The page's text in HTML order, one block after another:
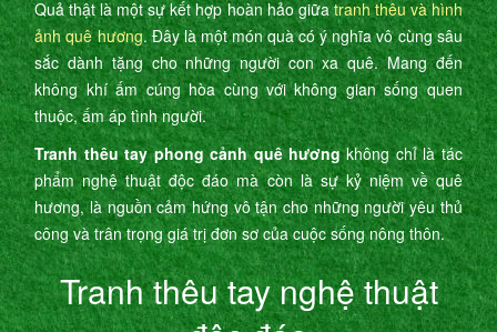
Quả thật là một sự kết hợp hoàn hảo giữatranh thêu và hình
ảnh quê hương. Đây là một món quà có ý nghĩa vô cùng sâu
sắc dành tặng cho những người con xa quê. Mang đến
không khí ấm cúng hòa cùng với không gian sống quen
thuộc, ấm áp tình người.
Tranh thêu tay phong cảnh quê hươngkhông chỉ là tác
phẩm nghệ thuật độc đáo mà còn là sự kỷ niệm về quê
hương, là nguồn cảm hứng vô tận cho những người yêu thủ
công và trân trọng giá trị đơn sơ của cuộc sống nông thôn.
Tranh thêu tay nghệ thuật